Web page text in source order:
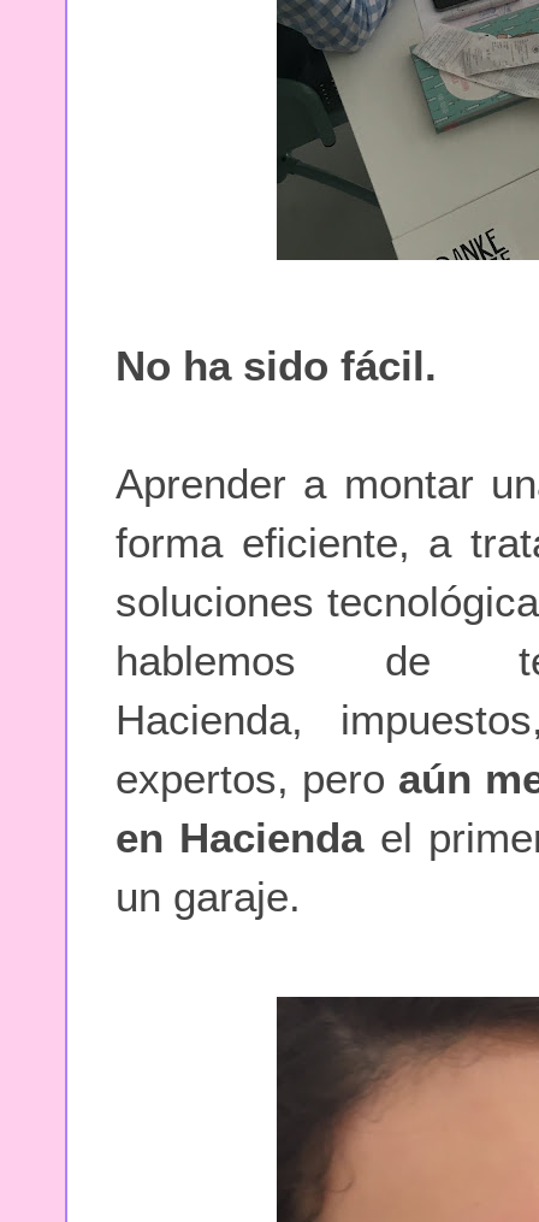
No ha sido fácil.
Aprender a montar
forma eficiente, a
soluciones
hablemos de
Hacienda,
expertos, pero aún
en Haciendael
un garaje.